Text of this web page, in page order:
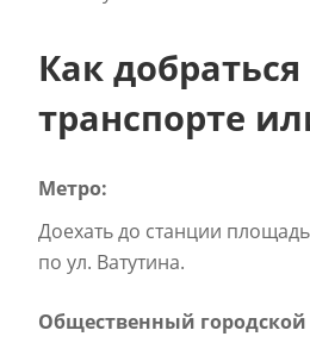
Как
транспорте
Метро:
Доехать до станции
по ул. Ватутина.
Общественный городской